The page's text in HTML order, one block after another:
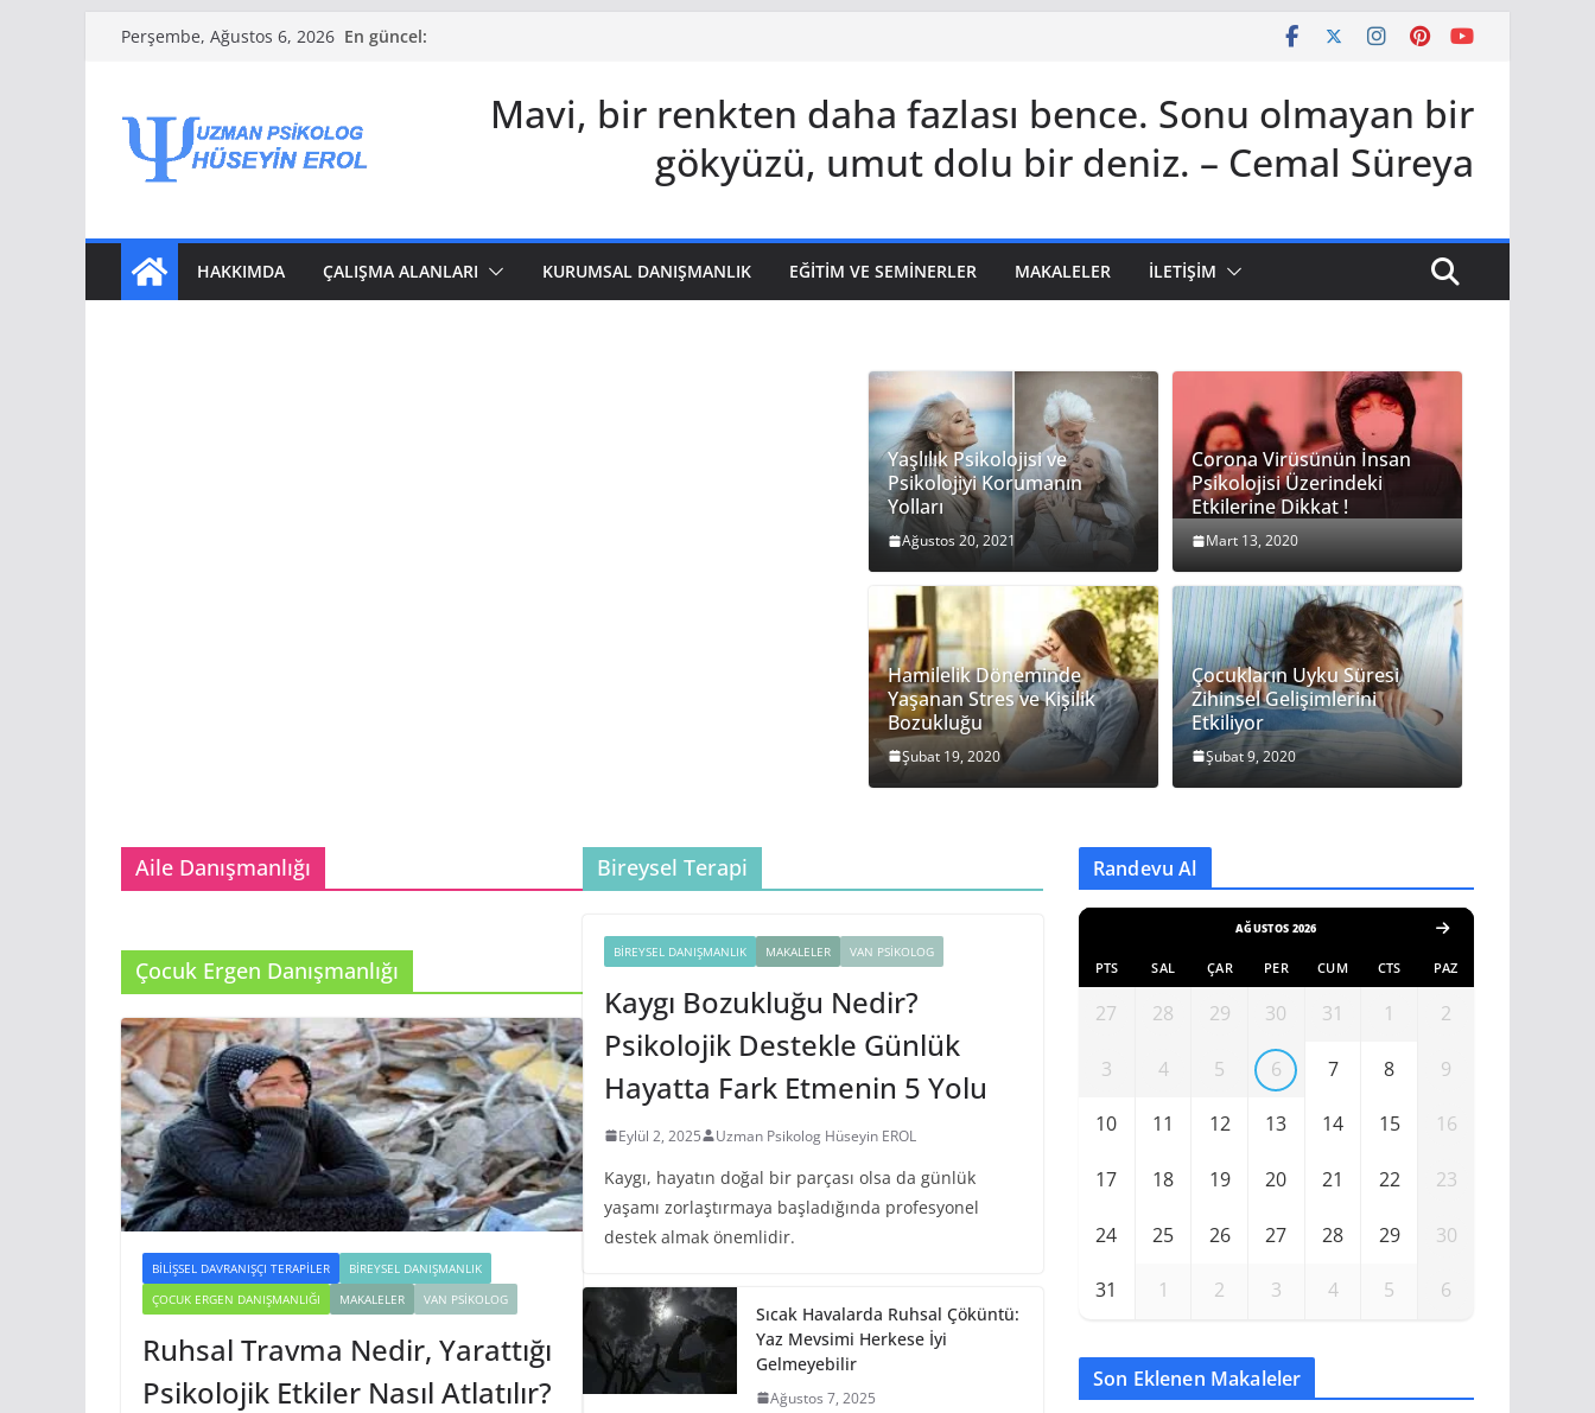
Perşembe, Ağustos 6, 2026 En güncel:
Mavi, bir renkten daha fazlası bence. Sonu olmayan bir
gökyüzü, umut dolu bir deniz. – Cemal Süreya
HAKKIMDA ÇALIŞMA ALANLARI KURUMSAL DANIŞMANLIK EĞITIM VE SEMINERLER MAKALELER İLETIŞIM
Yaşlılık Psikolojisi ve
Psikolojiyi Korumanın
Yolları
Ağustos 20, 2021
Corona Virüsünün İnsan
Psikolojisi Üzerindeki
Etkilerine Dikkat !
Mart 13, 2020
Hamilelik Döneminde
Yaşanan Stres ve Kişilik
Bozukluğu
Şubat 19, 2020
Çocukların Uyku Süresi
Zihinsel Gelişimlerini
Etkiliyor
Şubat 9, 2020
Aile Danışmanlığı
Çocuk Ergen Danışmanlığı
BILIŞSEL DAVRANIŞÇI TERAPILER
BIREYSEL DANIŞMANLIK
ÇOCUK ERGEN DANIŞMANLIĞI
MAKALELER VAN PSIKOLOG
Ruhsal Travma Nedir, Yarattığı
Psikolojik Etkiler Nasıl Atlatılır?
Bireysel Terapi
BIREYSEL DANIŞMANLIK MAKALELER VAN PSIKOLOG
Kaygı Bozukluğu Nedir?
Psikolojik Destekle Günlük
Hayatta Fark Etmenin 5 Yolu
Eylül 2, 2025 Uzman Psikolog Hüseyin EROL
Kaygı, hayatın doğal bir parçası olsa da günlük
yaşamı zorlaştırmaya başladığında profesyonel
destek almak önemlidir.
Sıcak Havalarda Ruhsal Çöküntü:
Yaz Mevsimi Herkese İyi
Gelmeyebilir
Ağustos 7, 2025
Randevu Al
AĞUSTOS 2026
PTS SAL ÇAR PER CUM CTS PAZ
27 28 29 30 31 1 2
3 4 5 6 7 8 9
10 11 12 13 14 15 16
17 18 19 20 21 22 23
24 25 26 27 28 29 30
31 1 2 3 4 5 6
Son Eklenen Makaleler